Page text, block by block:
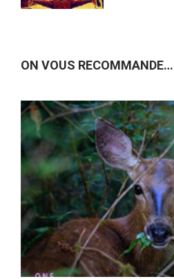
ON VOUS RECOMMANDE…